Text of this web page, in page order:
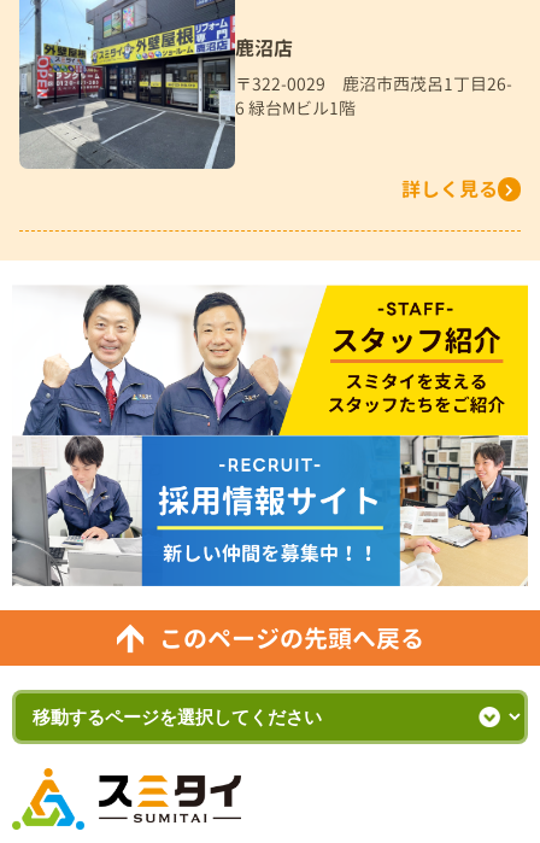
鹿沼店
〒322-0029 鹿沼市西茂呂1丁目26-
6 緑台Mビル1階
詳しく見る
このページの先頭へ戻る